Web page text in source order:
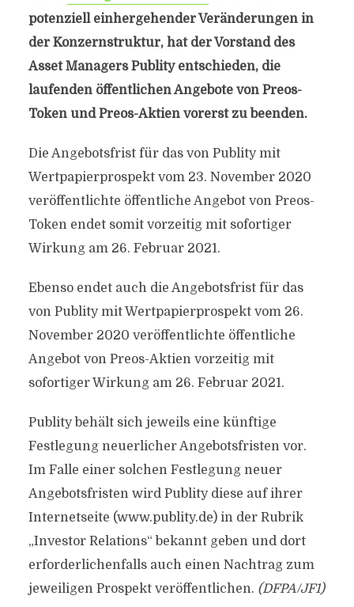
potenziell einhergehender Veränderungen in
der Konzernstruktur, hat der Vorstand des
Asset Managers Publity entschieden, die
laufenden öffentlichen Angebote von Preos-
Token und Preos-Aktien vorerst zu beenden.
Die Angebotsfrist für das von Publity mit
Wertpapierprospekt vom 23. November 2020
veröffentlichte öffentliche Angebot von Preos-
Token endet somit vorzeitig mit sofortiger
Wirkung am 26. Februar 2021.
Ebenso endet auch die Angebotsfrist für das
von Publity mit Wertpapierprospekt vom 26.
November 2020 veröffentlichte öffentliche
Angebot von Preos-Aktien vorzeitig mit
sofortiger Wirkung am 26. Februar 2021.
Publity behält sich jeweils eine künftige
Festlegung neuerlicher Angebotsfristen vor.
Im Falle einer solchen Festlegung neuer
Angebotsfristen wird Publity diese auf ihrer
Internetseite (www.publity.de) in der Rubrik
„Investor Relations“ bekannt geben und dort
erforderlichenfalls auch einen Nachtrag zum
jeweiligen Prospekt veröffentlichen. (DFPA/JF1)